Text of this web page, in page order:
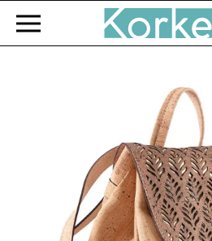
Zum Hauptinhalt springen